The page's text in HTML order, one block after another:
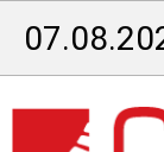
Перейти
к